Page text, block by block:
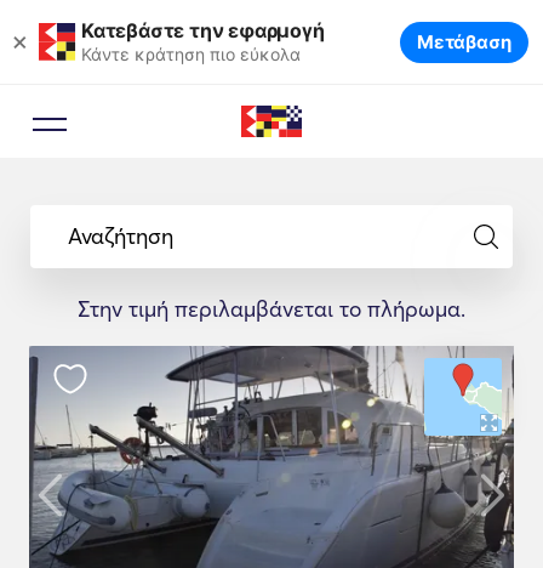
× Κατεβάστε την εφαρμογή
Κάντε κράτηση πιο εύκολα Μετάβαση
Αναζήτηση
Στην τιμή περιλαμβάνεται το πλήρωμα.